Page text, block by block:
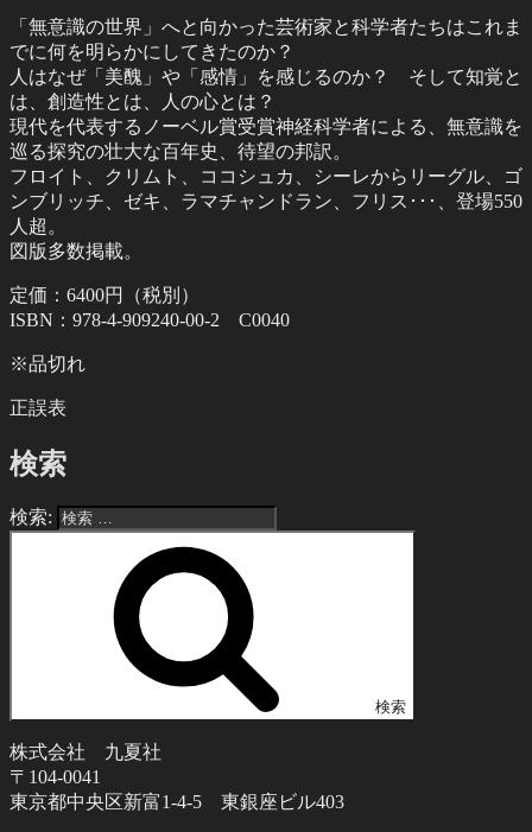
「無意識の世界」へと向かった芸術家と科学者たちはこれま
でに何を明らかにしてきたのか？
人はなぜ「美醜」や「感情」を感じるのか？ そして知覚と
は、創造性とは、人の心とは？
現代を代表するノーベル賞受賞神経科学者による、無意識を
巡る探究の壮大な百年史、待望の邦訳。
フロイト、クリムト、ココシュカ、シーレからリーグル、ゴ
ンブリッチ、ゼキ、ラマチャンドラン、フリス･･･、登場550
人超。
図版多数掲載。
定価：6400円（税別）
ISBN：978-4-909240-00-2 C0040
※品切れ
正誤表
検索
検索:
検索
株式会社 九夏社
〒104-0041
東京都中央区新富1-4-5 東銀座ビル403